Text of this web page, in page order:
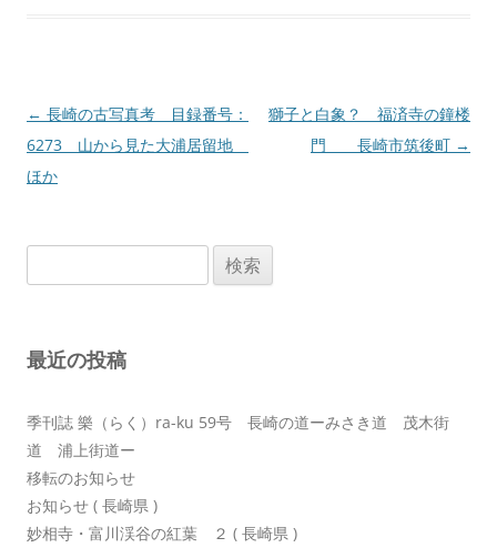
投
稿
ナ
ン
← 長崎の古写真考 目録番号：
6273 山から見た大浦居留地
ほか
獅子と白象？ 福済寺の鐘楼
門 長崎市筑後町 →
索:
最近の投稿
季刊誌 樂（らく）ra-ku 59号 長崎の道ーみさき道 茂木街
道 浦上街道ー
移転のお知らせ
お知らせ ( 長崎県 )
妙相寺・富川渓谷の紅葉 ２ ( 長崎県 )